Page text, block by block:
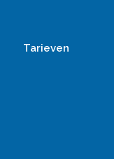
Tarieven